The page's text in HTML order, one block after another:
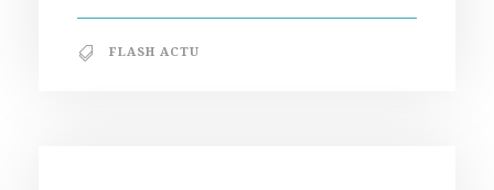
FLASH ACTU